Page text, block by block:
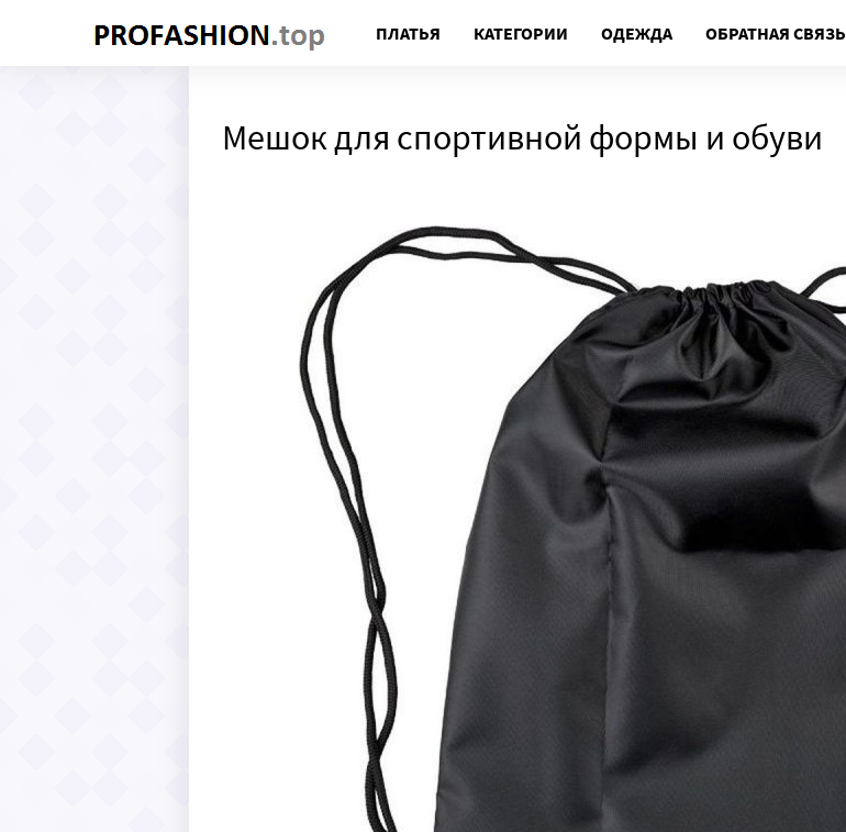
ПЛАТЬЯ КАТЕГОРИИ ОДЕЖДА ОБРАТНАЯ СВЯЗЬ
Мешок для спортивной формы и обуви